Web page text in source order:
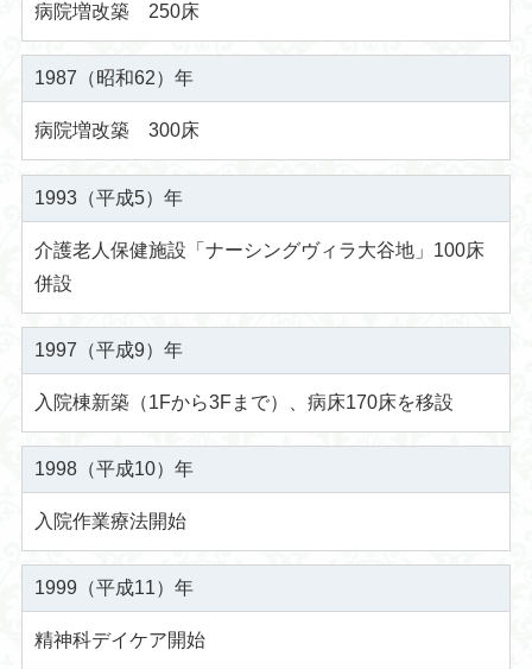
病院増改築 250床
1987（昭和62）年
病院増改築 300床
1993（平成5）年
介護老人保健施設「ナーシングヴィラ大谷地」100床
併設
1997（平成9）年
入院棟新築（1Fから3Fまで）、病床170床を移設
1998（平成10）年
入院作業療法開始
1999（平成11）年
精神科デイケア開始